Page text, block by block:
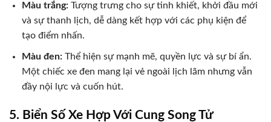
Màu trắng:Tượng trưng cho sự tinh khiết, khởi đầu mới
và sự thanh lịch, dễ dàng kết hợp với các phụ kiện để
tạo điểm nhấn.
Màu đen:Thể hiện sự mạnh mẽ, quyền lực và sự bí ẩn.
Một chiếc xe đen mang lại vẻ ngoài lịch lãm nhưng vẫn
đầy nội lực và cuốn hút.
5. Biển Số Xe Hợp Với Cung Song Tử